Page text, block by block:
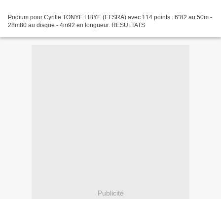
Podium pour Cyrille TONYE LIBYE (EFSRA) avec 114 points : 6"82 au 50m -
28m80 au disque - 4m92 en longueur. RESULTATS
Publicité